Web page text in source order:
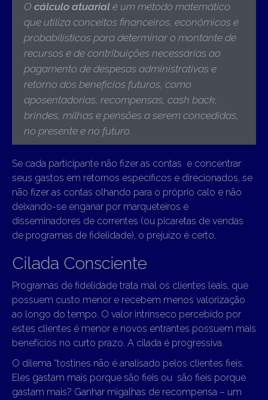
O cálculo atuarial é um método matemático
que utiliza conceitos financeiros, econômicos e
probabilísticos para determinar o montante de
recursos e de contribuições necessárias ao
pagamento de despesas administrativas e
retorno dos benefícios futuros, como
aposentadorias, recompensas, cash back,
brindes, milhas e pensões a serem concedidas,
no presente e no futuro.
Se cada participante não fizer as contas e concentrar
seus gastos em retornos específicos e direcionados, se
não fizer as contas olhando para o próprio calo e não
deixando-se enganar por marqueteiros e
disseminadores de correntes (ou picaretas de vendas
de programas de fidelidade), o prejuízo é certo.
Cilada Consciente
Programas de fidelidade trata mal os clientes leais, que
possuem custo menor e recebem menos valorização
ao longo do tempo. O valor intrínseco percebido por
estes clientes é menor e novos entrantes possuem mais
benefícios no curto prazo. A cilada é progressiva.
O dilema “tostines não é analisado pelos clientes fieis.
Eles gastam mais porque são fieis ou são fieis porque
gastam mais? Ganhar migalhas de recompensa – um